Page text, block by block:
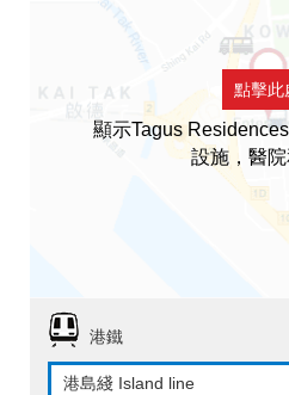
點擊此
顯示Tagus
設施，醫
港鐵
港島綫 Island line